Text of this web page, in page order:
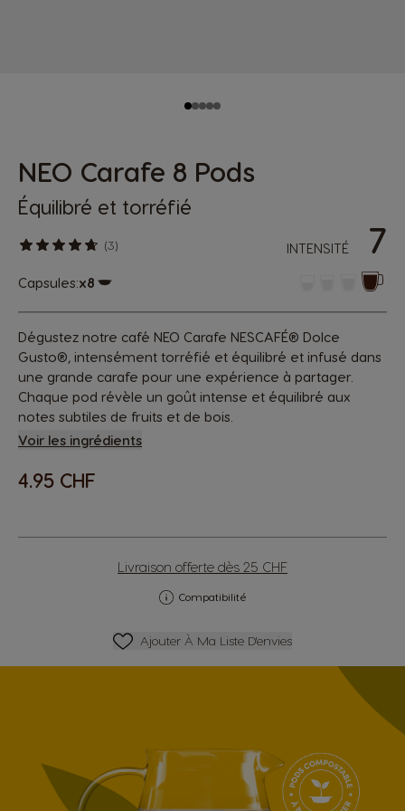
NEO Carafe 8 Pods
Équilibré et torréfié
INTENSITÉ 7
(3)
Capsules:x8
Dégustez notre café NEO Carafe NESCAFÉ® Dolce
Gusto®, intensément torréfié et équilibré et infusé dans
une grande carafe pour une expérience à partager.
Chaque pod révèle un goût intense et équilibré aux
notes subtiles de fruits et de bois.
Voir les ingrédients
4.95 CHF
Compatibilité
Livraison offerte dès 25 CHF
Ajouter À Ma Liste D'envies
Ajouter À Ma Liste D'envies